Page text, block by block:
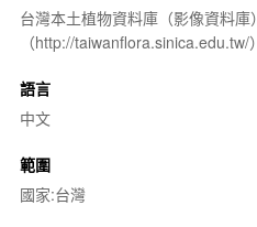
台灣本土植物資料庫（影像資料庫）
（http://taiwanflora.sinica.edu.tw/）
語言
中文
範圍
國家:台灣